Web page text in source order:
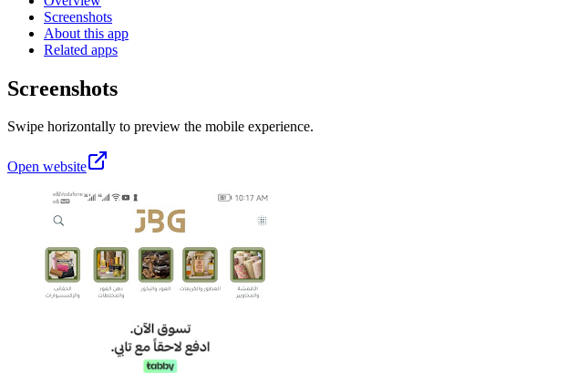
Screenshots
About this app
Related apps
Screenshots
Swipe horizontally to preview the mobile experience.
Open website